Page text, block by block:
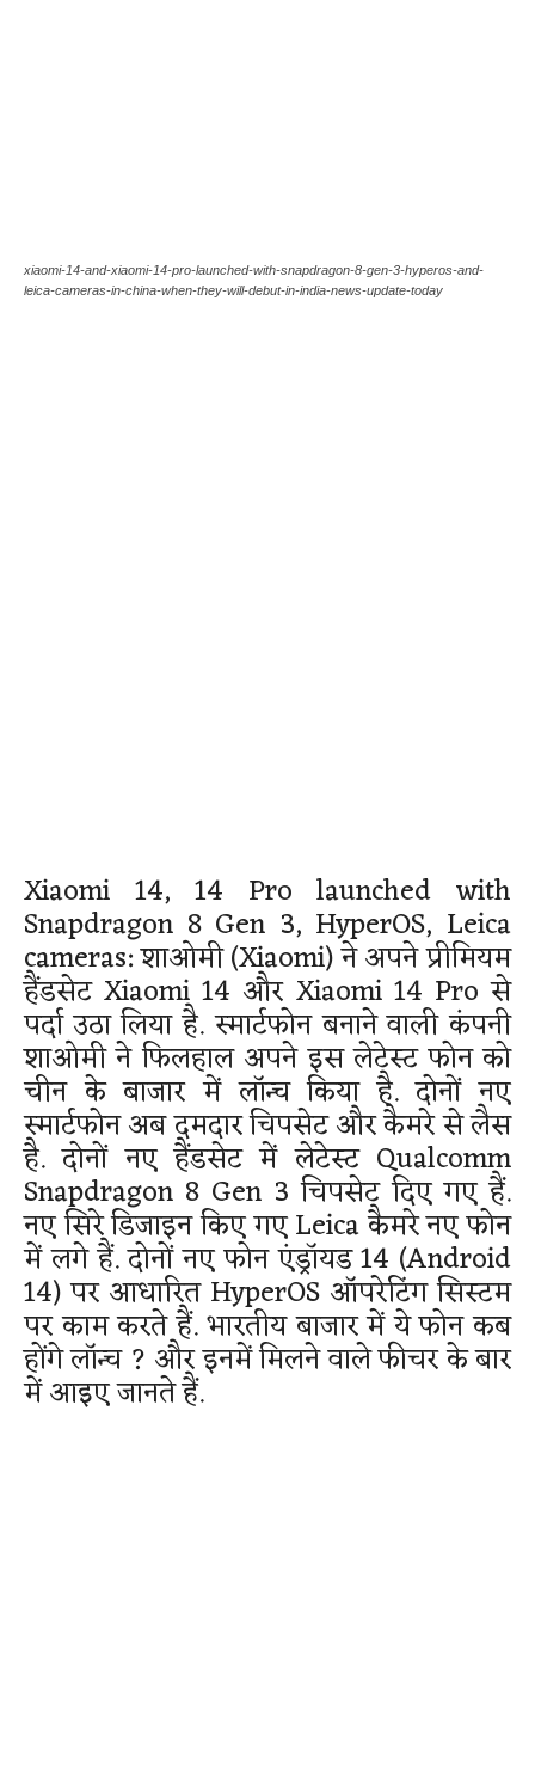
xiaomi-14-and-xiaomi-14-pro-launched-with-snapdragon-8-gen-3-hyperos-and-
leica-cameras-in-china-when-they-will-debut-in-india-news-update-today
Xiaomi 14, 14 Pro launched with
Snapdragon 8 Gen 3, HyperOS, Leica
cameras: शाओमी (Xiaomi) ने अपने प्रीमियम
हैंडसेट Xiaomi 14 और Xiaomi 14 Pro से
पर्दा उठा लिया है. स्मार्टफोन बनाने वाली कंपनी
शाओमी ने फिलहाल अपने इस लेटेस्ट फोन को
चीन के बाजार में लॉन्च किया है. दोनों नए
स्मार्टफोन अब दमदार चिपसेट और कैमरे से लैस
है. दोनों नए हैंडसेट में लेटेस्ट Qualcomm
Snapdragon 8 Gen 3 चिपसेट दिए गए हैं.
नए सिरे डिजाइन किए गए Leica कैमरे नए फोन
में लगे हैं. दोनों नए फोन एंड्रॉयड 14 (Android
14) पर आधारित HyperOS ऑपरेटिंग सिस्टम
पर काम करते हैं. भारतीय बाजार में ये फोन कब
होंगे लॉन्च ? और इनमें मिलने वाले फीचर के बार
में आइए जानते हैं.